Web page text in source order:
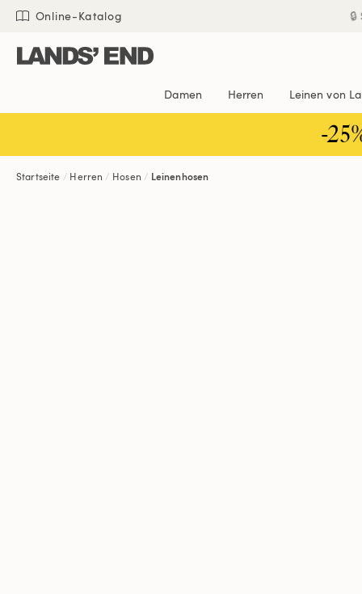
Direkt
Inhalt
Direkt
Navigation
Direkt
Suche
Online-Katalog
Damen Herren Leinen von
-
Startseite Herren Hosen Leinenhosen